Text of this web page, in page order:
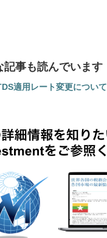
記事も読んでいます
適用レート変更について